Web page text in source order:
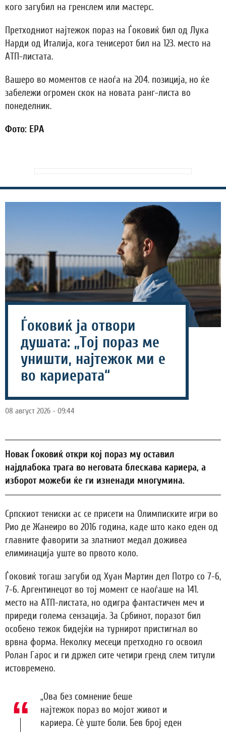
кого загубил на гренслем или мастерс.
Претходниот најтежок пораз на Ѓоковиќ бил од Лука
Нарди од Италија, кога тенисерот бил на 123. место на
АТП-листата.
Вашеро во моментов се наоѓа на 204. позиција, но ќе
забележи огромен скок на новата ранг-листа во
понеделник.
Фото: EPA
Ѓоковиќ ја отвори
душата: „Тој пораз ме
уништи, најтежок ми е
во кариерата“
08 август 2026 - 09:44
Новак Ѓоковиќ откри кој пораз му оставил
најдлабока трага во неговата блескава кариера, а
изборот можеби ќе ги изненади многумина.
Српскиот тениски ас се присети на Олимписките игри во
Рио де Жанеиро во 2016 година, каде што како еден од
главните фаворити за златниот медал доживеа
елиминација уште во првото коло.
Ѓоковиќ тогаш загуби од Хуан Мартин дел Потро со 7-6,
7-6. Аргентинецот во тој момент се наоѓаше на 141.
место на АТП-листата, но одигра фантастичен меч и
приреди голема сензација. За Србинот, поразот бил
особено тежок бидејќи на турнирот пристигнал во
врвна форма. Неколку месеци претходно го освоил
Ролан Гарос и ги држел сите четири гренд слем титули
истовремено.
„Ова без сомнение беше
најтежок пораз во мојот живот и
кариера. Сè уште боли. Бев број еден